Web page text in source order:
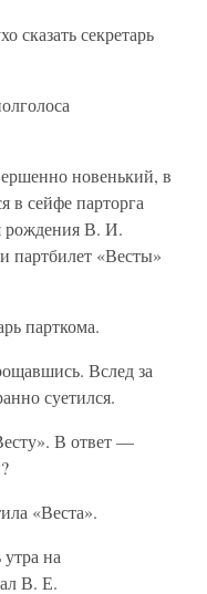
секретарь
новенький, в
в сейфе парторга
рождения В. И.
партбилет «Весты»
парткома.
Вслед за
суетился.
В ответ —
«Веста».
на
В. Е.